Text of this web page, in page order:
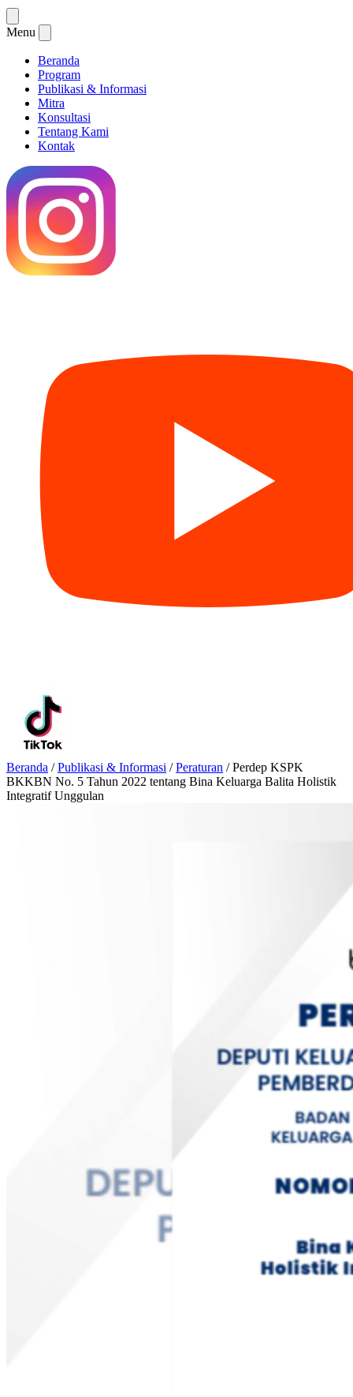
Menu
Beranda
Program
Publikasi & Informasi
Mitra
Konsultasi
Tentang Kami
Kontak
Beranda / Publikasi & Informasi / Peraturan / Perdep KSPK
BKKBN No. 5 Tahun 2022 tentang Bina Keluarga Balita Holistik
Integratif Unggulan